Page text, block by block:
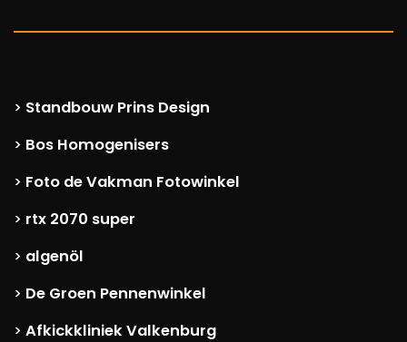
> Standbouw Prins Design
> Bos Homogenisers
> Foto de Vakman Fotowinkel
> rtx 2070 super
> algenöl
> De Groen Pennenwinkel
> Afkickkliniek Valkenburg